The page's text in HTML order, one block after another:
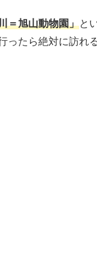
＝旭山動物園」と
ったら絶対に訪れ